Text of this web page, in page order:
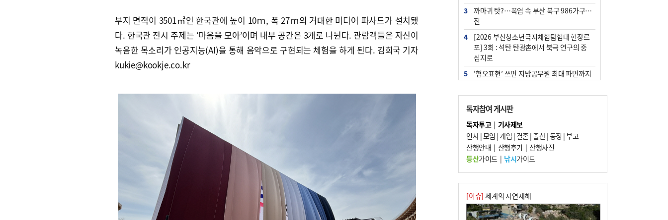
부지 면적이 3501㎡인 한국관에 높이 10ｍ, 폭 27ｍ의 거대한 미디어 파사드가 설치됐
다. 한국관 전시 주제는 ‘마음을 모아’이며 내부 공간은 3개로 나뉜다. 관람객들은 자신이
녹음한 목소리가 인공지능(AI)을 통해 음악으로 구현되는 체험을 하게 된다. 김희국 기자
kukie@kookje.co.kr
3
까마귀 탓?…폭염 속 부산 북구 986가구 정
전
4
[2026 부산청소년극지체험탐험대 현장르
포] 3회 : 석탄 탄광촌에서 북극 연구의 중
심지로
5
‘혐오표현’ 쓰면 지방공무원 최대 파면까지
48개 시군 가뭄
7
이임생, 홍명보 선임 독단적 결정 아냐…면
담 메모 제출
8
부산·울산·경남 폭염 속 소나기·비…무더
위는 지속
10 홈플 사태에 2분기 대형마트 판매 9.4%
↓…백화점은 14.8%↑
독자참여 게시판
독자투고| 기사제보
인사|모임 | 개업 | 결혼|출산|동정 |부고
산행안내 | 산행후기 | 산행사진
등산가이드| 낚시가이드
[이슈] 세계의 자연재해